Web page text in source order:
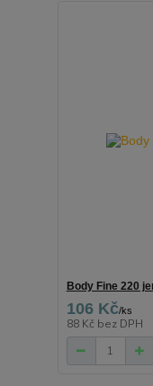
Body Fine 220
106 Kč/ks
88 Kč bez DPH